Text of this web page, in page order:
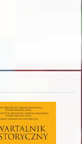
Polski